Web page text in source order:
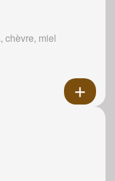
chèvre, miel